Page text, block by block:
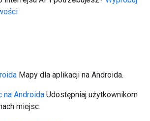
Mapy dla aplikacji na Androida.
na Androida Udostępniaj użytkownikom
miejsc.